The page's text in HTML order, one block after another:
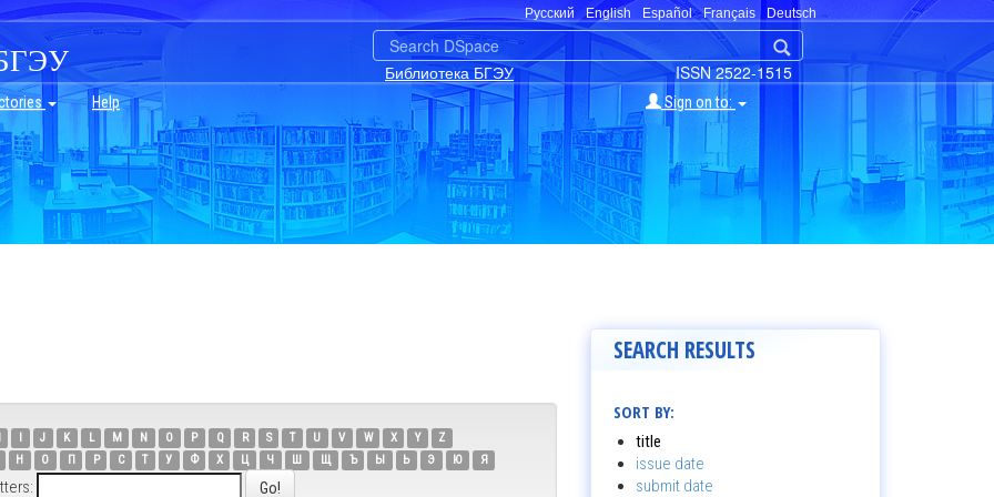
Русский English Español Français Deutsch
ISSN 2522-1515
Библиотека БГЭУ
Help Sign on to:
I J K L M N O P Q R S T U V W X Y
Z
Н О П Р С Т У Ф Х Ц Ч Ш Щ Ъ Ы Ь Э Ю Я
SEARCH RESULTS
SORT BY:
title
issue date
submit date